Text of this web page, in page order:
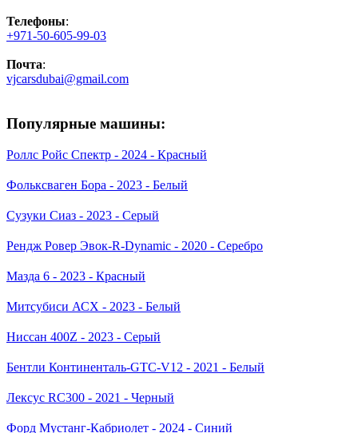
Телефоны:
+971-50-605-99-03
Почта:
vjcarsdubai@gmail.com
Популярные машины:
Роллс Ройс Спектр - 2024 - Красный
Фольксваген Бора - 2023 - Белый
Сузуки Сиаз - 2023 - Серый
Рендж Ровер Эвок-R-Dynamic - 2020 - Серебро
Мазда 6 - 2023 - Красный
Митсубиси АСХ - 2023 - Белый
Ниссан 400Z - 2023 - Серый
Бентли Континенталь-GTC-V12 - 2021 - Белый
Лексус RC300 - 2021 - Черный
Форд Мустанг-Кабриолет - 2024 - Синий